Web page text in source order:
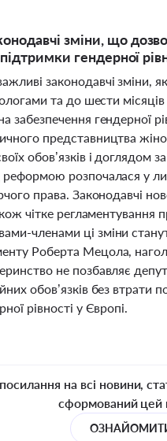
зміни, що
гендерної
законодавчі зміни,
та до шести
забезпечення гендерної
представництва
обов’язків і
розпочалася у
права. Законодавчі
чітке
членами ці зміни
Роберта Мецола,
не позбавляє
обов’язків без втрати
рівності у Європі.
на всі новини,
сформований цей